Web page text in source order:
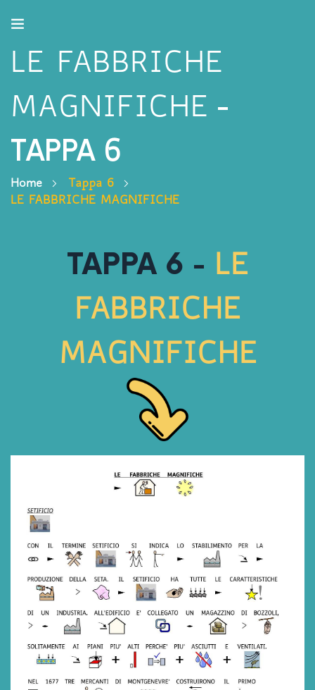
LE FABBRICHE
MAGNIFICHE -
TAPPA 6
Home Tappa 6
LE FABBRICHE MAGNIFICHE
TAPPA 6 - LE
FABBRICHE
MAGNIFICHE